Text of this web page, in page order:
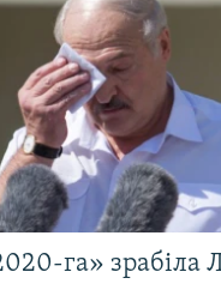
га» зрабіла